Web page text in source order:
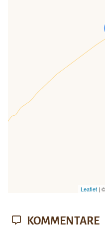
Travelers'
Wenn du dies
Seite
fehlen
Leaflet| ©
KOMMENTARE